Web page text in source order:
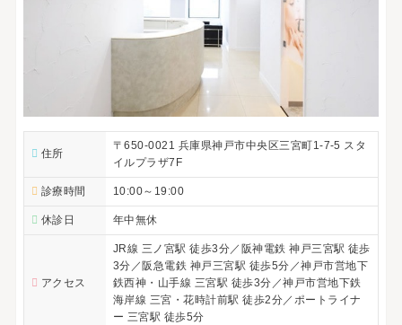
住所
〒650-0021 兵庫県神戸市中央区三宮町1-7-5 スタ
イルプラザ7F
診療時間 10:00～19:00
休診日 年中無休
アクセス
JR線 三ノ宮駅 徒歩3分／阪神電鉄 神戸三宮駅 徒歩
3分／阪急電鉄 神戸三宮駅 徒歩5分／神戸市営地下
鉄西神・山手線 三宮駅 徒歩3分／神戸市営地下鉄
海岸線 三宮・花時計前駅 徒歩2分／ポートライナ
ー 三宮駅 徒歩5分